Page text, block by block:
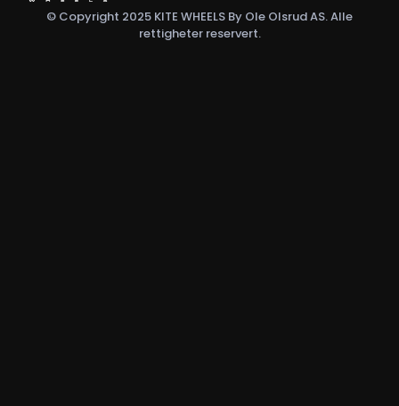
© Copyright 2025 KITE WHEELS By Ole Olsrud AS. Alle
rettigheter reservert.